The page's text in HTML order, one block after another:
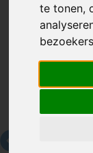
te tonen,